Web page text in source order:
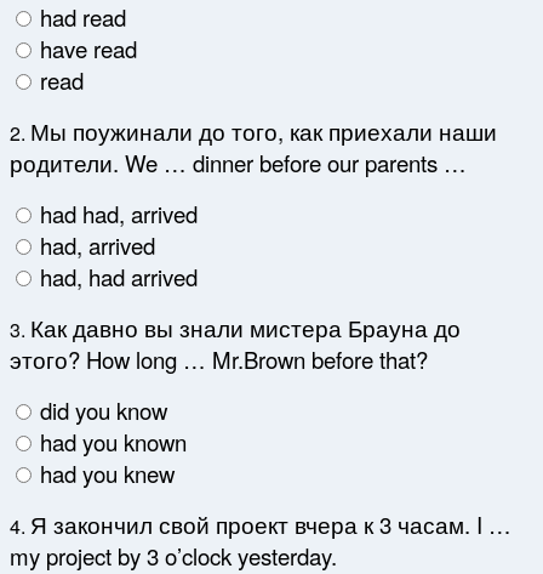
had read
have read
read
2. Мы поужинали до того, как приехали наши
родители. We … dinner before our parents …
had had, arrived
had, arrived
had, had arrived
3. Как давно вы знали мистера Брауна до
этого? How long … Mr.Brown before that?
did you know
had you known
had you knew
4. Я закончил свой проект вчера к 3 часам. I …
my project by 3 o’clock yesterday.